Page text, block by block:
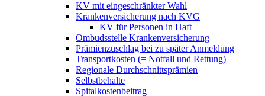
KV mit eingeschränkter Wahl
Krankenversicherung nach KVG
KV für Personen in Haft
Ombudsstelle Krankenversicherung
Prämienzuschlag bei zu später Anmeldung
Transportkosten (= Notfall und Rettung)
Regionale Durchschnittsprämien
Selbstbehalte
Spitalkostenbeitrag